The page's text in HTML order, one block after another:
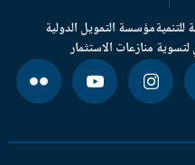
مؤسسة التمويل الدولية
منازعات الاستثمار